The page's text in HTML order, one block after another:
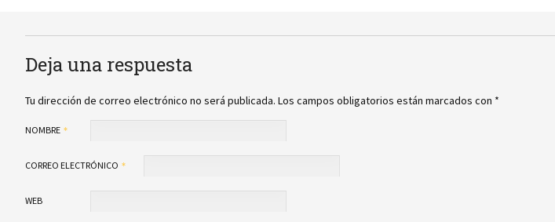
Deja una respuesta
Tu dirección de correo electrónico no será publicada. Los campos obligatorios están marcados con *
NOMBRE
CORREO ELECTRÓNICO
WEB